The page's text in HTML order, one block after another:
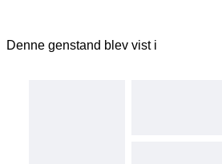
Denne genstand blev vist i